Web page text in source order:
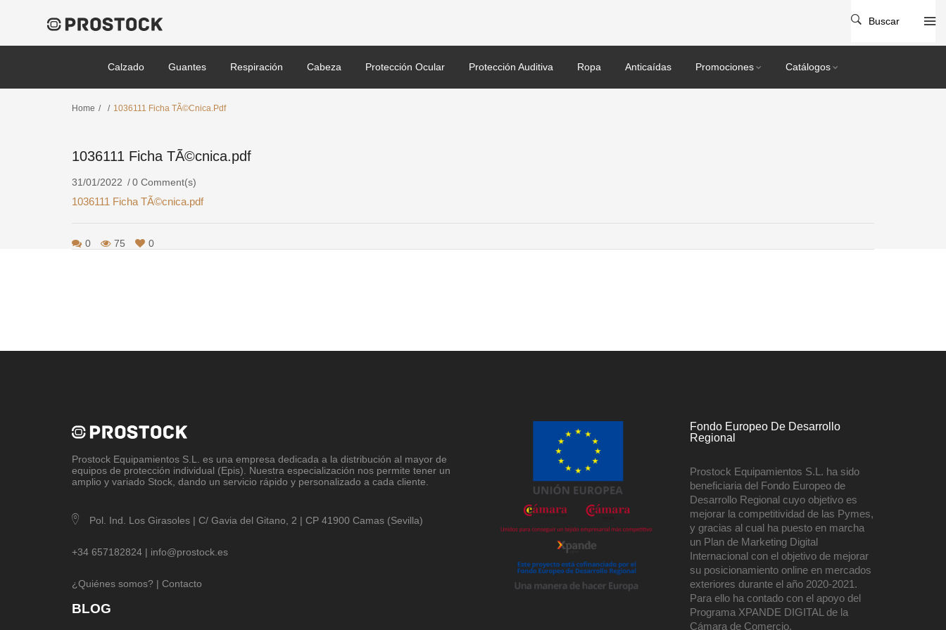
Calzado Guantes Respiración Cabeza Protección Ocular Protección Auditiva Ropa Anticaídas Promociones Catálogos
Buscar
Home / / 1036111 Ficha TÃ©cnica.pdf
1036111 Ficha TÃ©cnica.pdf
31/01/2022 0 Comment(s)
1036111 Ficha TÃ©cnica.pdf
0 75 0
Prostock Equipamientos S.L
. es una empresa dedicada a la distribución al mayor de
equipos de protección individual (Epis). Nuestra especialización nos permite tener un
amplio y variado Stock, dando un servicio rápido y personalizado a cada cliente.
Pol. Ind. Los Girasoles | C/ Gavia del Gitano, 2 | CP 41900 Camas (Sevilla)
+34 657182824 | info@prostock.es
¿Quiénes somos? | Contacto
BLOG
Fondo Europeo De Desarrollo
Regional
Prostock Equipamientos S.L. ha sido
beneficiaria del Fondo Europeo de
Desarrollo Regional cuyo objetivo es
mejorar la competitividad de las Pymes,
y gracias al cual ha puesto en marcha
un Plan de Marketing Digital
Internacional con el objetivo de mejorar
su posicionamiento online en mercados
exteriores durante el año 2020-2021.
Para ello ha contado con el apoyo del
Programa XPANDE DIGITAL de la
Cámara de Comercio.